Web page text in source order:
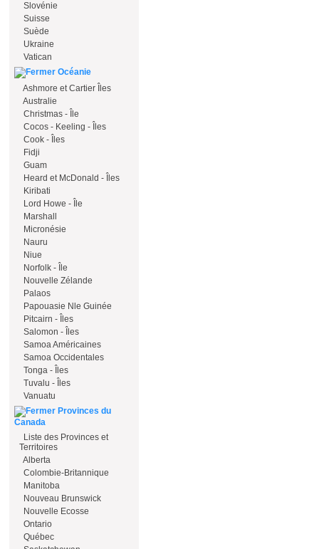
Slovénie
Suisse
Suède
Ukraine
Vatican
Océanie
Ashmore et Cartier Îles
Australie
Christmas - Île
Cocos - Keeling - Îles
Cook - Îles
Fidji
Guam
Heard et McDonald - Îles
Kiribati
Lord Howe - Île
Marshall
Micronésie
Nauru
Niue
Norfolk - Île
Nouvelle Zélande
Palaos
Papouasie Nle Guinée
Pitcairn - Îles
Salomon - Îles
Samoa Américaines
Samoa Occidentales
Tonga - Îles
Tuvalu - Îles
Vanuatu
Provinces du
Canada
Liste des Provinces et
Territoires
Alberta
Colombie-Britannique
Manitoba
Nouveau Brunswick
Nouvelle Ecosse
Ontario
Québec